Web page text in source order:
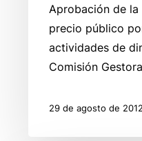
precio
público
Aprobación de
precio público
actividades de
Comisión
29 de agosto de 2012